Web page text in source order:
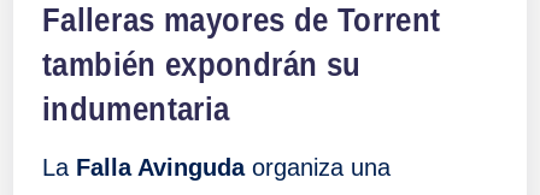
Falleras mayores de Torrent
también expondrán su
indumentaria
La Falla Avingudaorganiza una